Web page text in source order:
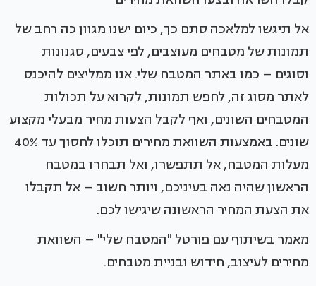
אל תיגשו למלאכה סתם כך, כיום ישנו מגוון כה רחב של
תמונות של מטבחים מעוצבים, לפי צבעים, סגנונות
וסוגים – כמו באתר המטבח שלי. אנו ממליצים להיכנס
לאתר מסוג זה, לחפש תמונות, לקרוא על תכולות
המטבחים השונים, ואף לקבל הצעות מחיר מבעלי מקצוע
שונים. באמצעות השוואת מחירים תוכלו לחסוך עד 40%
מעלות המטבח, אל תתפשרו, ואל תבחרו במטבח
הראשון שהיה נאה בעיניכם, ויותר חשוב – אל תקבלו
את הצעת המחיר הראשונה שיגישו לכם.
מאמר בשיתוף עם פורטל "המטבח שלי" – השוואת
מחירים לעיצוב, חידוש ובניית מטבחים.